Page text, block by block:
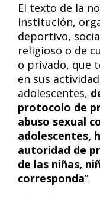
El texto de la
institución,
deportivo,
religioso o de
o privado, que
en sus
adolescentes,
protocolo de
abuso sexual
adolescentes,
autoridad de
de las niñas,
corresponda”.